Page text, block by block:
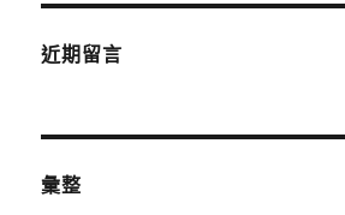
近期留言
彙整